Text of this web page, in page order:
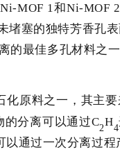
Ni-MOF 1和Ni-MOF 2
堵塞的独特芳香孔
的最佳多孔材料之一
化原料之一，其主
的分离可以通过C2H4
通过一次分离过程